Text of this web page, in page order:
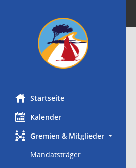
Startseite
Kalender
Gremien & Mitglieder
Mandatsträger